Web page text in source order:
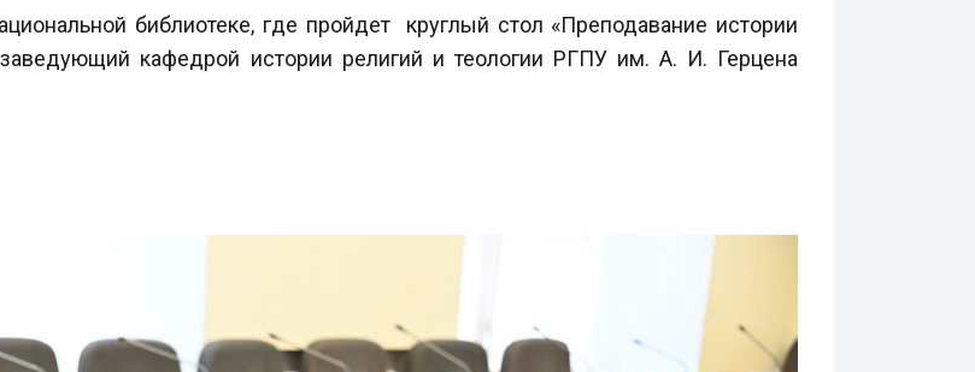
библиотеке, где пройдет круглый стол «Преподавание истории
кафедрой истории религий и теологии РГПУ им. А. И. Герцена